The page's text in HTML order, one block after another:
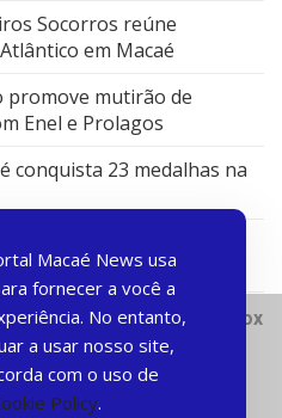
Socorros reúne
em Macaé
promove mutirão de
Enel e Prolagos
conquista 23 medalhas na
das Ostras promove
Desenvolvido com♥
Dart Box
Macaé News usa
fornecer a você a
No entanto,
a usar nosso site,
com o uso de
Policy.